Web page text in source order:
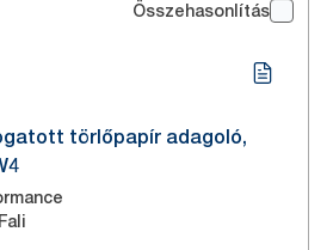
Összehasonlítás
törlőpapír adagoló,
Fali